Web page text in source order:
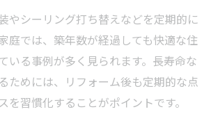
ムと補助金活用の成功事例を紹介
フォームで補助金を最大限に活かす
ム業者選びと補助金活用の相乗効
やシーリング打ち替えなどを定期的に
庭では、築年数が経過しても快適な住
いる事例が多く見られます。長寿命な
ためには、リフォーム後も定期的な点
を習慣化することがポイントです。